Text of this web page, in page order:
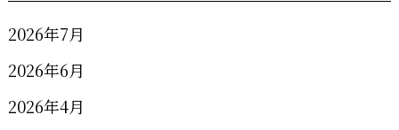
2026年7月
2026年6月
2026年4月